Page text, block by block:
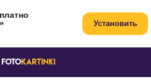
Установить